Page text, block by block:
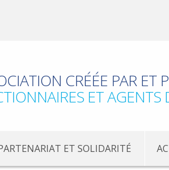
CRÉÉE PAR ET
ET AGENTS
ET SOLIDARITÉ